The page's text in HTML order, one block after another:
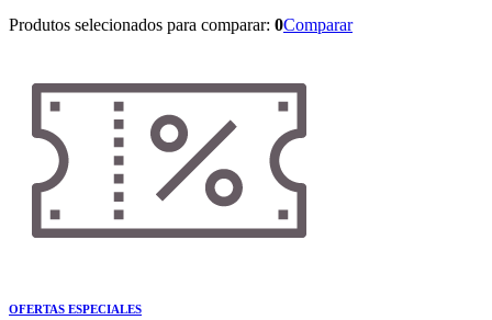
Produtos selecionados para comparar: 0Comparar
OFERTAS ESPECIALES